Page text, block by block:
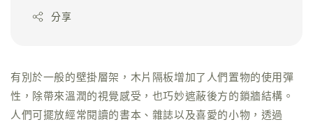
分享
有別於一般的壁掛層架，木片隔板增加了人們置物的使用彈
性，除帶來溫潤的視覺感受，也巧妙遮蔽後方的鎖牆結構。
人們可擺放經常閱讀的書本、雜誌以及喜愛的小物，透過